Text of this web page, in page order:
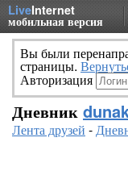
LiveInternet
мобильная версия
Вы были
страницы.
Авторизация
Дневник
Лента друзей -